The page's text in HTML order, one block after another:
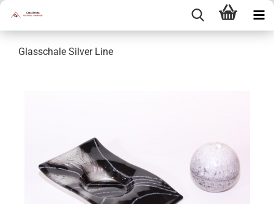
Glasschale Silver Line